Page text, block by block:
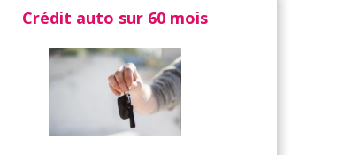
Crédit auto sur 60 mois